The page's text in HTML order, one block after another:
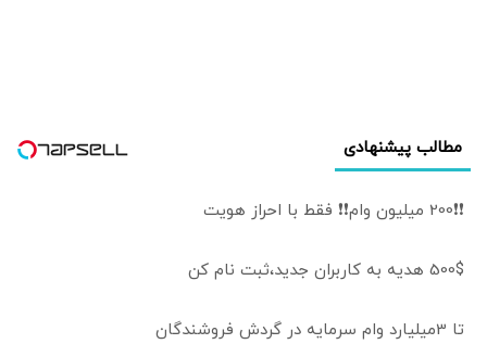
مطالب پیشنهادی
❗❗200 میلیون وام❗❗ فقط با احراز هویت
500$ هدیه به کاربران جدید،ثبت نام کن
تا 3میلیارد وام سرمایه در گردش فروشندگان